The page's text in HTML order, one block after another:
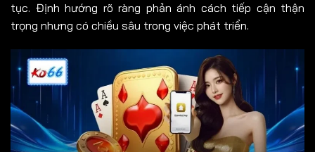
tục. Định hướng rõ ràng phản ánh cách tiếp cận thận
trọng nhưng có chiều sâu trong việc phát triển.